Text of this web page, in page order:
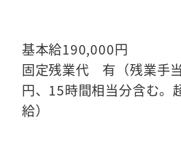
基本給190,000円
固定残業代 有（残業手
円、15時間相当分含む。
給）